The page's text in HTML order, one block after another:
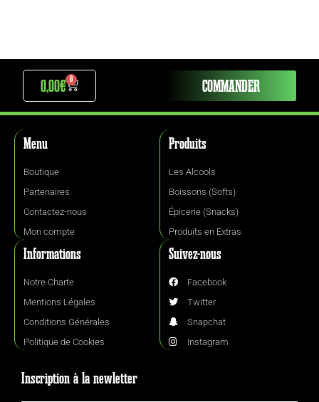
0,00€ 0 COMMANDER
Menu
Boutique
Partenaires
Contactez-nous
Mon compte
Produits
Les Alcools
Boissons (Softs)
Épicerie (Snacks)
Produits en Extras
Informations
Notre Charte
Mentions Légales
Conditions Générales
Politique de Cookies
Suivez-nous
Facebook
Twitter
Snapchat
Instagram
Inscription à la newletter